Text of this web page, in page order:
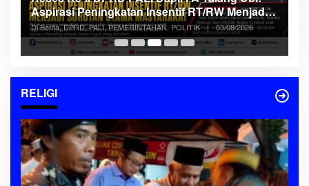
Aspirasi Peningkatan Insentif RT/RW Menjadi
Sorotan Utama Masyarakat
Di Berita, DPRD, PALI, PEMERINTAHAN, POLITIK | 03/08/2026
RELIGI